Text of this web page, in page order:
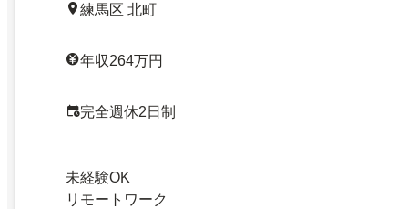
練馬区 北町
年収264万円
完全週休2日制
未経験OK
リモートワーク